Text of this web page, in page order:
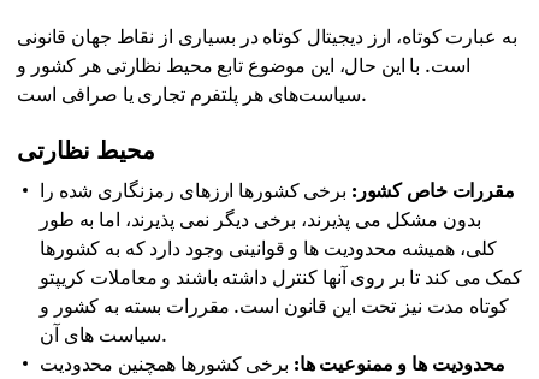
به عبارت کوتاه، ارز دیجیتال کوتاه در بسیاری از نقاط جهان قانونی
است. با این حال، این موضوع تابع محیط نظارتی هر کشور و
سیاست‌های هر پلتفرم تجاری یا صرافی است.
محیط نظارتی
مقررات خاص کشور: برخی کشورها ارزهای رمزنگاری شده را
بدون مشکل می پذیرند، برخی دیگر نمی پذیرند، اما به طور
کلی، همیشه محدودیت ها و قوانینی وجود دارد که به کشورها
کمک می کند تا بر روی آنها کنترل داشته باشند و معاملات کریپتو
کوتاه مدت نیز تحت این قانون است. مقررات بسته به کشور و
سیاست های آن.
محدودیت ها و ممنوعیت ها: برخی کشورها همچنین محدودیت